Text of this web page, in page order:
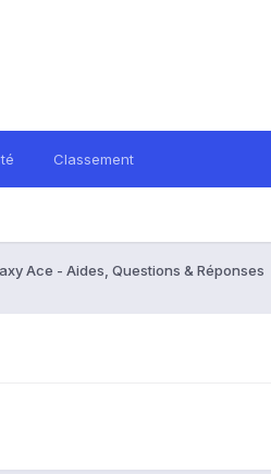
Classement
Ace - Aides, Questions & Réponses